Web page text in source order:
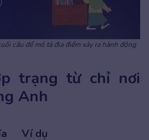
câu để mô tả địa điểm xảy ra hành động
trạng từ chỉ nơi
Anh
Ví dụ